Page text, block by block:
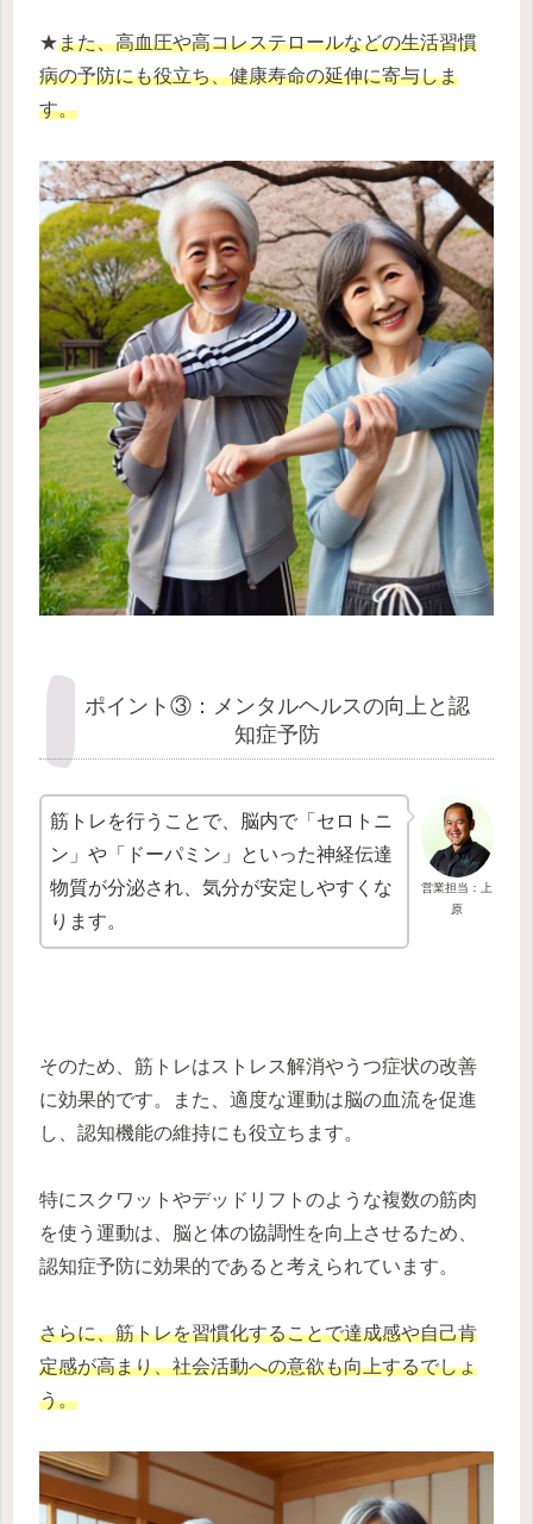
★また、高血圧や高コレステロールなどの生活習慣
病の予防にも役立ち、健康寿命の延伸に寄与しま
す。
ポイント③：メンタルヘルスの向上と認
知症予防
営業担当：上
原
筋トレを行うことで、脳内で「セロトニ
ン」や「ドーパミン」といった神経伝達
物質が分泌され、気分が安定しやすくな
ります。
そのため、筋トレはストレス解消やうつ症状の改善
に効果的です。また、適度な運動は脳の血流を促進
し、認知機能の維持にも役立ちます。
特にスクワットやデッドリフトのような複数の筋肉
を使う運動は、脳と体の協調性を向上させるため、
認知症予防に効果的であると考えられています。
さらに、筋トレを習慣化することで達成感や自己肯
定感が高まり、社会活動への意欲も向上するでしょ
う。